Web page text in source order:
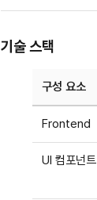
기술 스택
구성 요소
Frontend
UI 컴포넌트